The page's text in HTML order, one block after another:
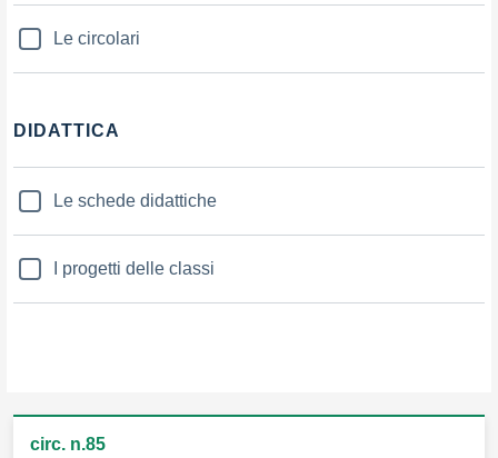
Le circolari
DIDATTICA
Le schede didattiche
I progetti delle classi
circ. n.85